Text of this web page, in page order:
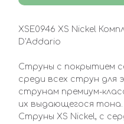
XSE0946 XS Nickel
D'Addario
Струны с покрытием
среди всех струн для
струнам премиум-
их выдающегося тона.
Струны XS Nickel, с